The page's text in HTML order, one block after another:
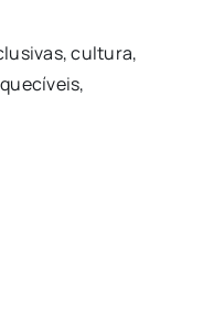
cultura,